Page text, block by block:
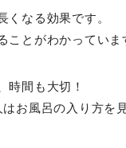
くなる効果です。
ことがわかっていま
時間も大切！
お風呂の入り方を